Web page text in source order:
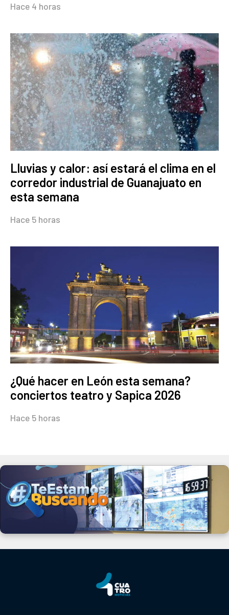
Hace 4 horas
Lluvias y calor: así estará el clima en el
corredor industrial de Guanajuato en
esta semana
Hace 5 horas
¿Qué hacer en León esta semana?
conciertos teatro y Sapica 2026
Hace 5 horas